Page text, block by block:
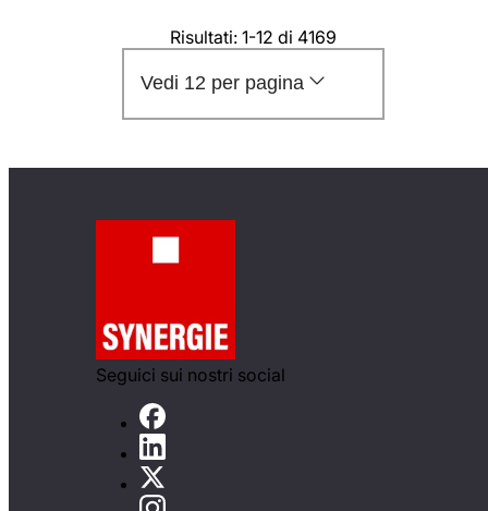
Risultati: 1-12 di 4169
Vedi 12 per pagina
Seguici sui nostri social